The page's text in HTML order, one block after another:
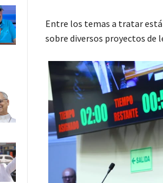
Entre los temas a tratar está
sobre diversos proyectos